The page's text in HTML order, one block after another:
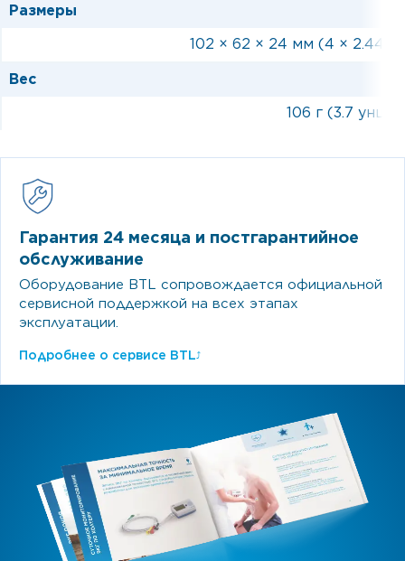
Вес
Размеры
Размеры
102 × 62 × 24 мм (4 × 2.44
Вес
106 г (3.7
Гарантия 24 месяца и постгарантийное
обслуживание
Оборудование BTL сопровождается официальной
сервисной поддержкой на всех этапах
эксплуатации.
Подробнее о сервисе BTL⤴